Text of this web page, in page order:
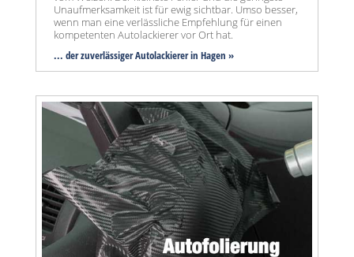
Unaufmerksamkeit ist für ewig sichtbar. Umso besser,
wenn man eine verlässliche Empfehlung für einen
kompetenten Autolackierer vor Ort hat.
... der zuverlässiger Autolackierer in Hagen »